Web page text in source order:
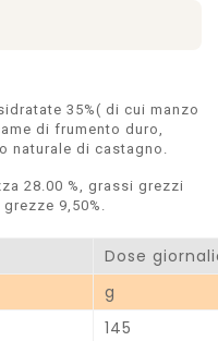
35%( di cui manzo
di frumento duro,
naturale di castagno.
28.00 %, grassi grezzi
9,50%.
Dose
g
145